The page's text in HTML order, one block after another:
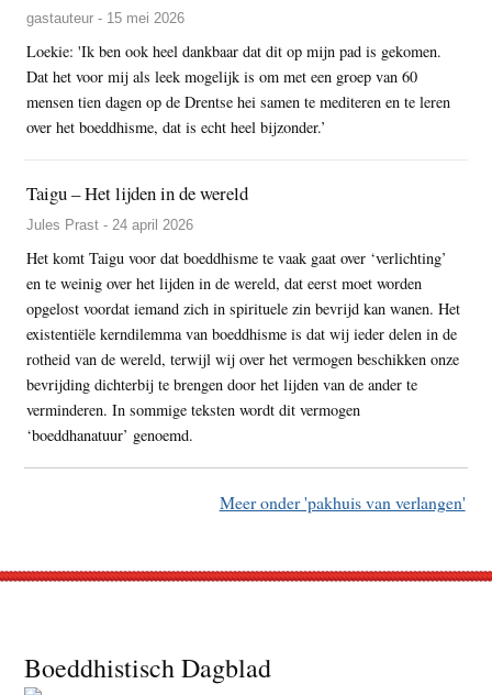
gastauteur - 15 mei 2026
Loekie: 'Ik ben ook heel dankbaar dat dit op mijn pad is gekomen.
Dat het voor mij als leek mogelijk is om met een groep van 60
mensen tien dagen op de Drentse hei samen te mediteren en te leren
over het boeddhisme, dat is echt heel bijzonder.’
Taigu – Het lijden in de wereld
Jules Prast - 24 april 2026
Het komt Taigu voor dat boeddhisme te vaak gaat over ‘verlichting’
en te weinig over het lijden in de wereld, dat eerst moet worden
opgelost voordat iemand zich in spirituele zin bevrijd kan wanen. Het
existentiële kerndilemma van boeddhisme is dat wij ieder delen in de
rotheid van de wereld, terwijl wij over het vermogen beschikken onze
bevrijding dichterbij te brengen door het lijden van de ander te
verminderen. In sommige teksten wordt dit vermogen
‘boeddhanatuur’ genoemd.
Meer onder 'pakhuis van verlangen'
Footer
Boeddhistisch Dagblad